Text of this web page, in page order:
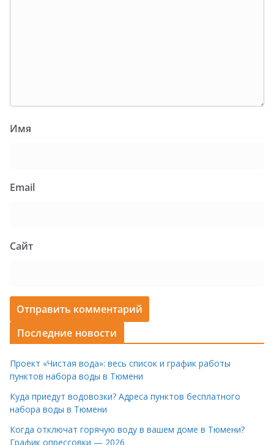
Имя
Email
Сайт
Последние новости
Проект «Чистая вода»: весь список и график работы
пунктов набора воды в Тюмени
Куда приедут водовозки? Адреса пунктов бесплатного
набора воды в Тюмени
Когда отключат горячую воду в вашем доме в Тюмени?
График опрессовки — 2026